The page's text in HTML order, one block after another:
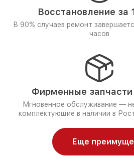
Восстановление за
В 90% случаев ремонт
часов
Фирменные запчасти
Мгновенное обслуживание —
комплектующие в наличии в
Еще